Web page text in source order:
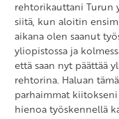
rehtorikauttani Turun
siitä, kun aloitin
aikana olen saanut
yliopistossa ja
että saan nyt päättää
rehtorina. Haluan
parhaimmat
hienoa työskennellä